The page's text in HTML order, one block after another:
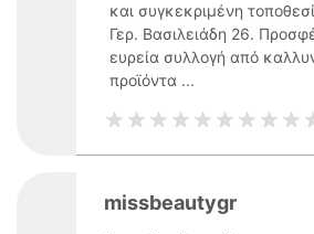
και συγκεκριμένη
Γερ. Βασιλειάδη 26.
ευρεία συλλογή από
προϊόντα ...
missbeautygr